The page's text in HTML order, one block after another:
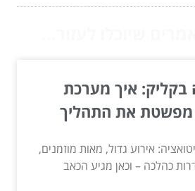
בקליק: איך מערכת
מפשטת את התהליך
אירוע גדול, מאות מוזמנים,
כהלכה – וכאן מגיע הכאב